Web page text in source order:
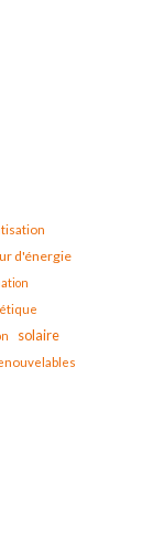
d'énergie
solaire